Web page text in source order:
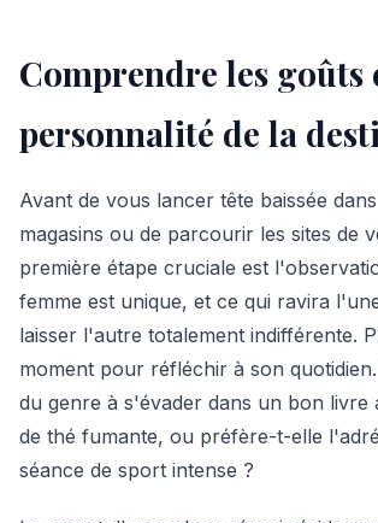
Comprendre les goûts
personnalité de la
Avant de vous lancer tête baissée
magasins ou de parcourir les sites de
première étape cruciale est
femme est unique, et ce qui ravira
laisser l'autre totalement indifférente.
moment pour réfléchir à son
du genre à s'évader dans un bon livre
de thé fumante, ou préfère-t-elle
séance de sport intense ?